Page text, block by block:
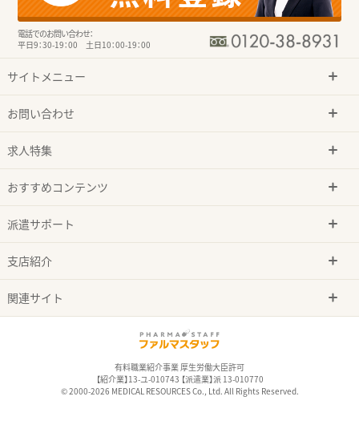
電話でのお問い合わせ：
平日9：30-19：00 土日10：00-19：00
サイトメニュー
お問い合わせ
求人特集
おすすめコンテンツ
派遣サポート
支店紹介
関連サイト
有料職業紹介事業 厚生労働大臣許可
【紹介業】13-ユ-010743 【派遣業】派 13-010770
© 2000-2026 MEDICAL RESOURCES Co., Ltd. All Rights Reserved.